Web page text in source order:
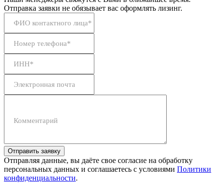
Отправка заявки не обязывает вас оформлять лизинг.
ФИО контактного лица*
Номер телефона*
ИНН*
Электронная почта
Комментарий
Отправить заявку
Отправляя данные, вы даёте свое согласие на обработку
персональных данных и соглашаетесь с условиями Политики
конфиденциальности.